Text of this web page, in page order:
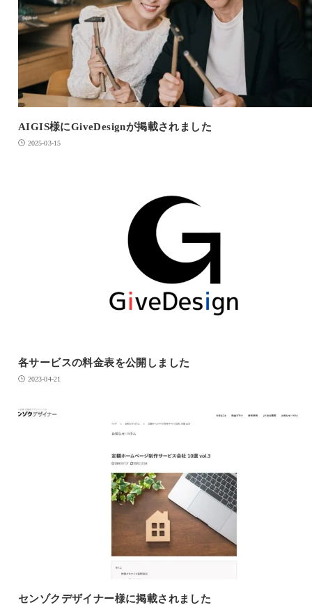
AIGIS様にGiveDesignが掲載されました
2025-03-15
各サービスの料金表を公開しました
2023-04-21
センゾクデザイナー様に掲載されました